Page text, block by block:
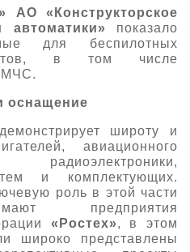
АО
«Конструкторское
показало
для беспилотных
в том числе
МЧС.
оснащение
широту и
авиационного
и комплектующих.
роль в этой части
предприятия
«Ростех», в этом
широко представлены